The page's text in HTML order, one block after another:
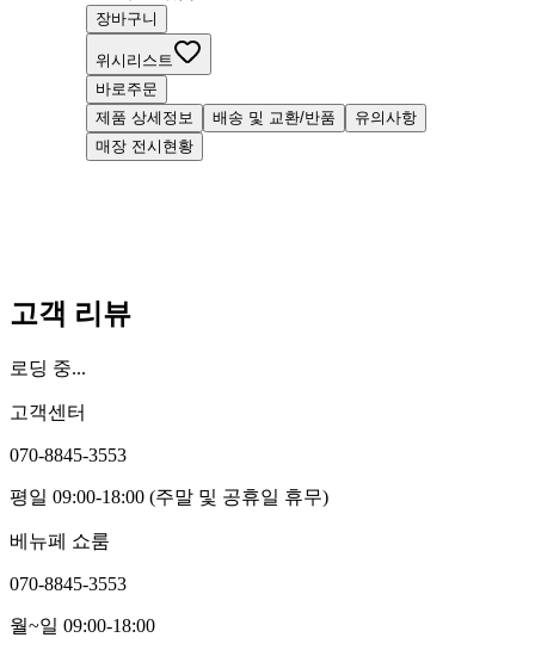
장바구니
위시리스트
바로주문
제품 상세정보
배송 및 교환/반품
유의사항
매장 전시현황
고객 리뷰
로딩 중...
고객센터
070-8845-3553
평일 09:00-18:00 (주말 및 공휴일 휴무)
베뉴페 쇼룸
070-8845-3553
월~일 09:00-18:00